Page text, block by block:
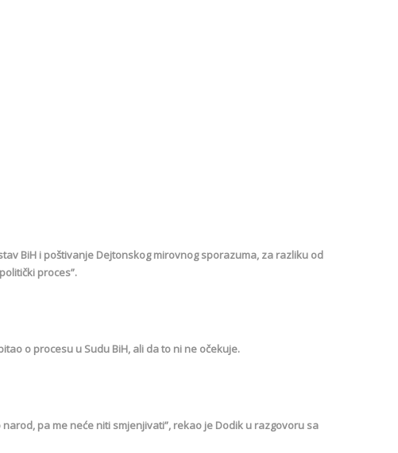
BiH i poštivanje Dejtonskog mirovnog sporazuma, za razliku od
proces”.
o procesu u Sudu BiH, ali da to ni ne očekuje.
pa me neće niti smjenjivati”, rekao je Dodik u razgovoru sa